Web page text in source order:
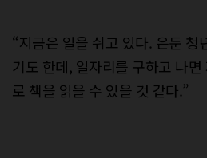
“지금은 일을 쉬고 있다. 은둔 청
기도 한데, 일자리를 구하고 나
로 책을 읽을 수 있을 것 같다.”